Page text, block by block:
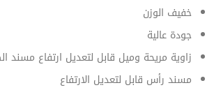
خفيف الوزن
جودة عالية
زاوية مريحة وميل قابل لتعديل ارتفاع مسند
مسند رأس قابل لتعديل الارتفاع